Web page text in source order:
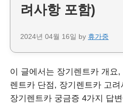
려사항 포함)
2024년 04월 16일 by 휴가중
이 글에서는 장기렌트카 개요
렌트카 단점, 장기렌트카 고
장기렌트카 궁금증 4가지 답